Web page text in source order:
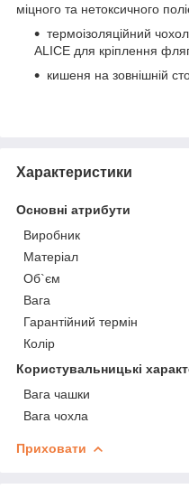
міцного та нетоксичного
термоізоляційний
ALICE для кріплення
кишеня на зовнішній
Характеристики
Основні атрибути
Виробник
Матеріал
Об`єм
Вага
Гарантійний термін
Колір
Користувальницькі
Вага чашки
Вага чохла
Приховати